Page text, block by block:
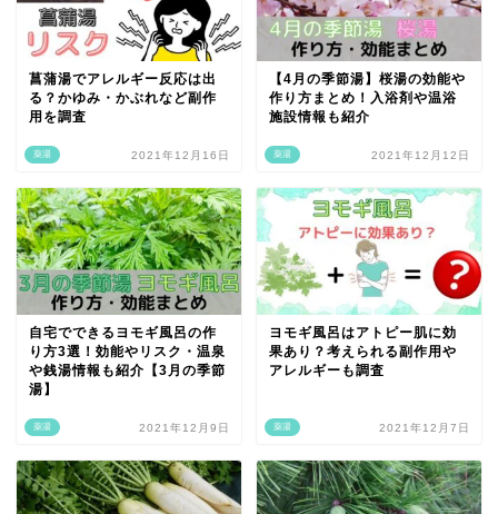
薬湯
菖蒲湯でアレルギー反応は出
る？かゆみ・かぶれなど副作
用を調査
2021年12月16日 薬湯
【4月の季節湯】桜湯の効能や
作り方まとめ！入浴剤や温浴
施設情報も紹介
2021年12月12日
薬湯
自宅でできるヨモギ風呂の作
り方3選！効能やリスク・温泉
や銭湯情報も紹介【3月の季節
湯】
2021年12月9日 薬湯
ヨモギ風呂はアトピー肌に効
果あり？考えられる副作用や
アレルギーも調査
2021年12月7日